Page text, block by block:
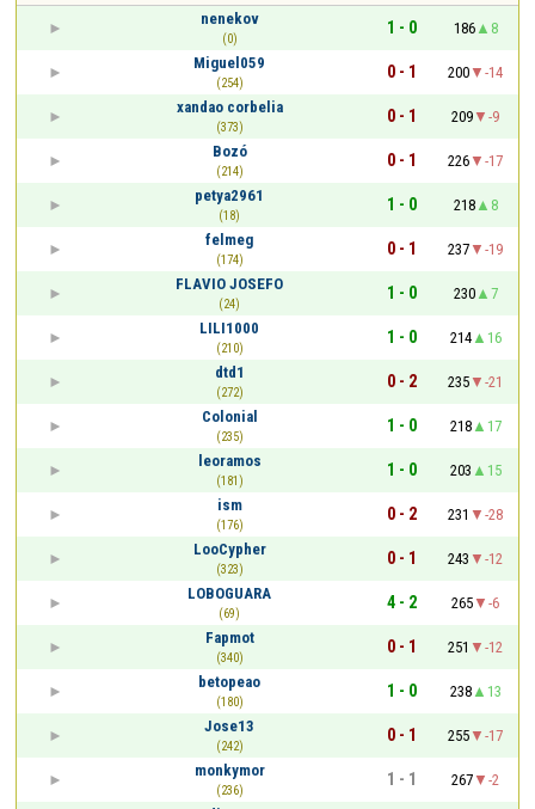
nenekov
(0)
1 - 0 186
8
Miguel059
(254)
0 - 1 200
-14
xandao corbelia
(373)
0 - 1 209
-9
Bozó
(214)
0 - 1 226
-17
petya2961
(18)
1 - 0 218
8
felmeg
(174)
0 - 1 237
-19
FLAVIO JOSEFO
(24)
1 - 0 230
7
LILI1000
(210)
1 - 0 214
16
dtd1
(272)
0 - 2 235
-21
Colonial
(235)
1 - 0 218
17
leoramos
(181)
1 - 0 203
15
ism
(176)
0 - 2 231
-28
LooCypher
(323)
0 - 1 243
-12
LOBOGUARA
(69)
4 - 2 265
-6
Fapmot
(340)
0 - 1 251
-12
betopeao
(180)
1 - 0 238
13
Jose13
(242)
0 - 1 255
-17
monkymor
(236)
1 - 1 267
-2